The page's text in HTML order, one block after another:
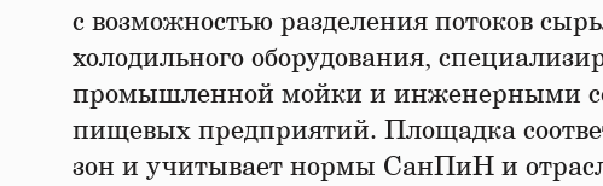
с возможностью разделения потоков
холодильного оборудования,
промышленной мойки и инженерными
пищевых предприятий. Площадка
зон и учитывает нормы СанПиН и